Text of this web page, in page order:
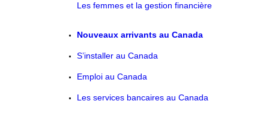
Les femmes et la gestion financière
Nouveaux arrivants au Canada
S’installer au Canada
Emploi au Canada
Les services bancaires au Canada